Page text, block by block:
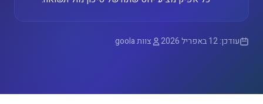
עודכן: 12 באפריל 2026 צוות goola